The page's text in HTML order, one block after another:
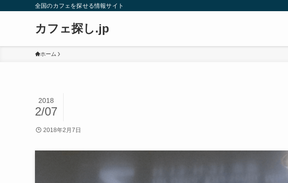
全国のカフェを探せる情報サイト
カフェ探し.jp
ホーム
2018
2/07
2018年2月7日